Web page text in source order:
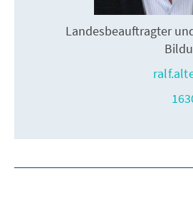
Landesbeauftragter